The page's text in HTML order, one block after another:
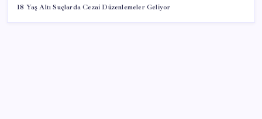
18 Yaş Altı Suçlarda Cezai Düzenlemeler Geliyor